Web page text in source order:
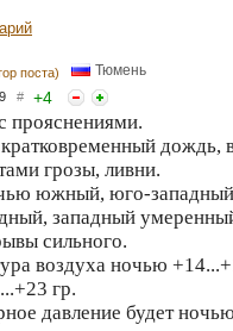
поста) Тюмень
# +4
прояснениями.
дождь,
грозы, ливни.
южный, юго-
западный
сильного.
воздуха ночью
гр.
давление будет